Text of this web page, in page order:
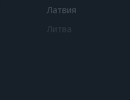
Латвия
Литва